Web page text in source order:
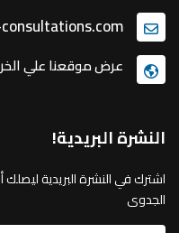
عرض موقعنا علي
النشرة البريدية!
اشترك في النشرة البريدية
الجدوى